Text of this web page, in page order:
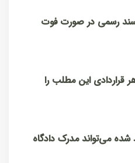
سند رسمی در صورت فوت
قراردادی این مطلب را
می‌تواند مدرک دادگاه